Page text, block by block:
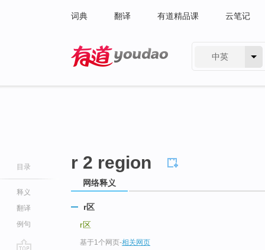
词典 翻译 有道精品课 云笔记
中英
目录
释义
翻译
例句
r 2 region
网络释义
r区
r区
基于1个网页-相关网页